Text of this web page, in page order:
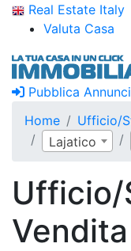
Real Estate Italy
Valuta Casa
Pubblica Annunci
Home
Ufficio/
Lajatico
Ufficio/